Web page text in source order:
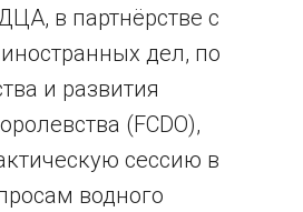
в партнёрстве с
дел, по
и развития
(FCDO),
сессию в
водного